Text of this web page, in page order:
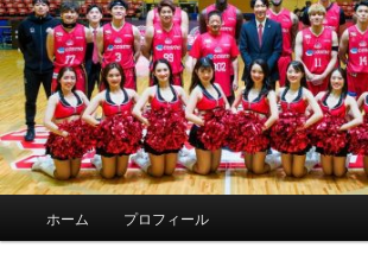
ホーム プロフィール